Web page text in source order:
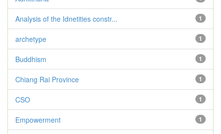
1
Analysis of the Idnetities constr...
1
archetype
1
Buddhism
1
Chiang Rai Province
1
CSO
1
Empowerment